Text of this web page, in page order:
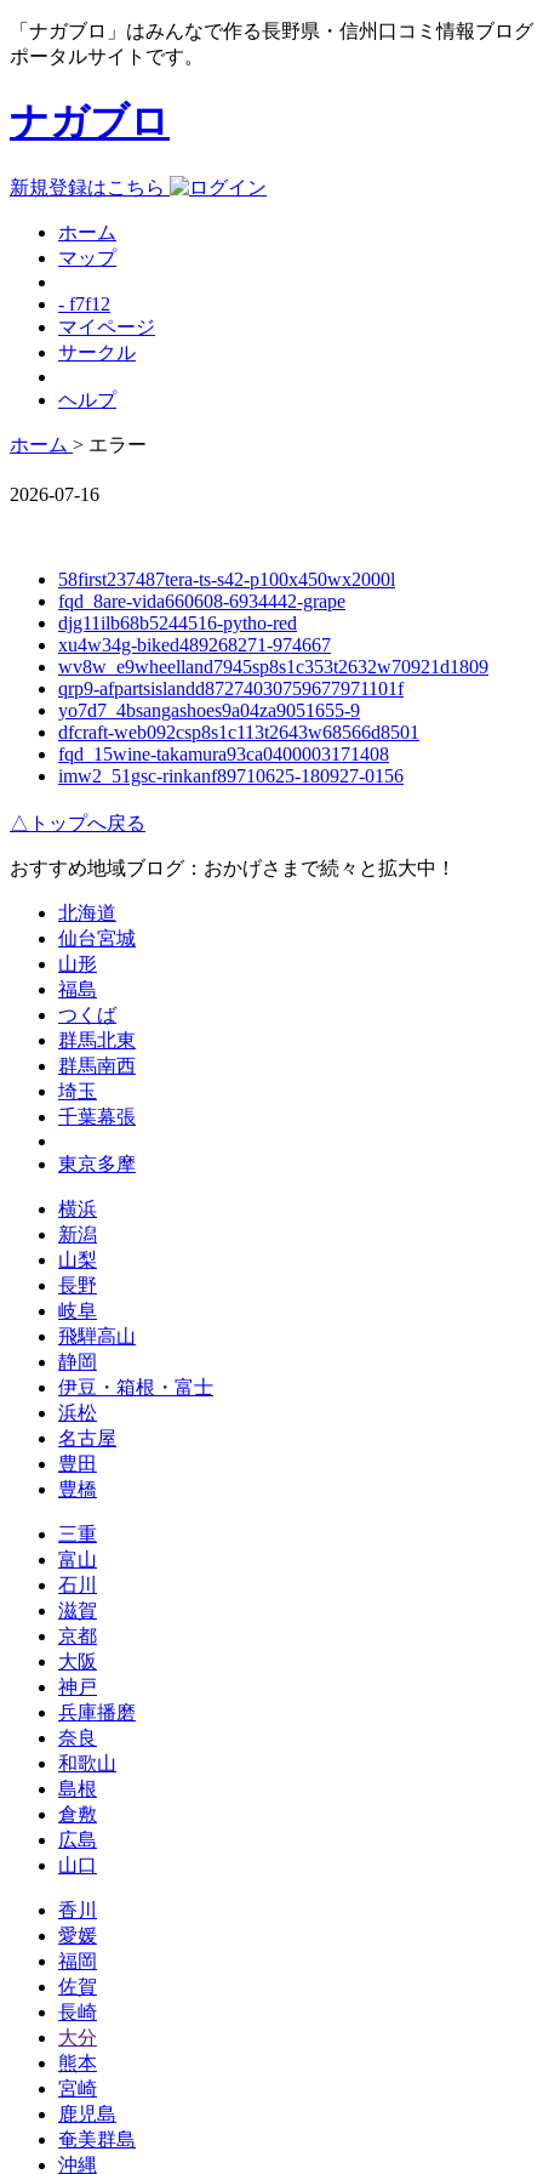
「ナガブロ」はみんなで作る長野県・信州口コミ情報ブログ
ポータルサイトです。
ナガブロ
新規登録はこちら
ホーム
マップ
- f7f12
マイページ
サークル
ヘルプ
ホーム > エラー
2026-07-16
58first237487tera-ts-s42-p100x450wx2000l
fqd_8are-vida660608-6934442-grape
djg11ilb68b5244516-pytho-red
xu4w34g-biked489268271-974667
wv8w_e9wheelland7945sp8s1c353t2632w70921d1809
qrp9-afpartsislandd87274030759677971101f
yo7d7_4bsangashoes9a04za9051655-9
dfcraft-web092csp8s1c113t2643w68566d8501
fqd_15wine-takamura93ca0400003171408
imw2_51gsc-rinkanf89710625-180927-0156
△トップへ戻る
おすすめ地域ブログ：おかげさまで続々と拡大中！
北海道
仙台宮城
山形
福島
つくば
群馬北東
群馬南西
埼玉
千葉幕張
東京多摩
横浜
新潟
山梨
長野
岐阜
飛騨高山
静岡
伊豆・箱根・富士
浜松
名古屋
豊田
豊橋
三重
富山
石川
滋賀
京都
大阪
神戸
兵庫播磨
奈良
和歌山
島根
倉敷
広島
山口
香川
愛媛
福岡
佐賀
長崎
大分
熊本
宮崎
鹿児島
奄美群島
沖縄